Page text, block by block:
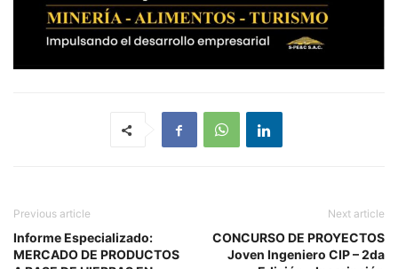
Previous article
Informe Especializado:
MERCADO DE PRODUCTOS
Next article
CONCURSO DE PROYECTOS
Joven Ingeniero CIP – 2da